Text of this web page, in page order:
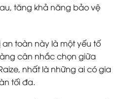
tăng khả năng bảo vệ
toàn này là một yếu tố
cân nhắc chọn giữa
nhất là những ai có gia
tối đa.